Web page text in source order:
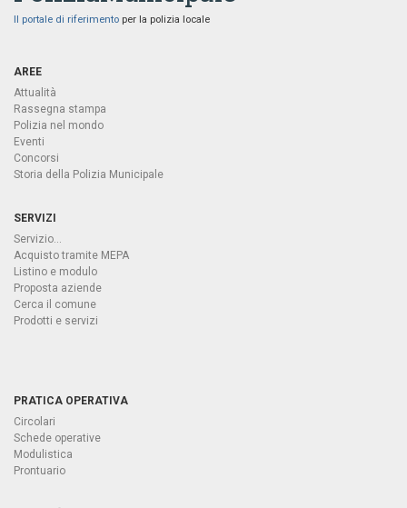
Il portale di riferimento per la polizia locale
AREE
Attualità
Rassegna stampa
Polizia nel mondo
Eventi
Concorsi
Storia della Polizia Municipale
SERVIZI
Servizio...
Acquisto tramite MEPA
Listino e modulo
Proposta aziende
Cerca il comune
Prodotti e servizi
PRATICA OPERATIVA
Circolari
Schede operative
Modulistica
Prontuario